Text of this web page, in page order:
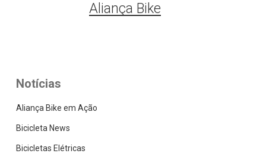
Aliança Bike
Notícias
Aliança Bike em Ação
Bicicleta News
Bicicletas Elétricas